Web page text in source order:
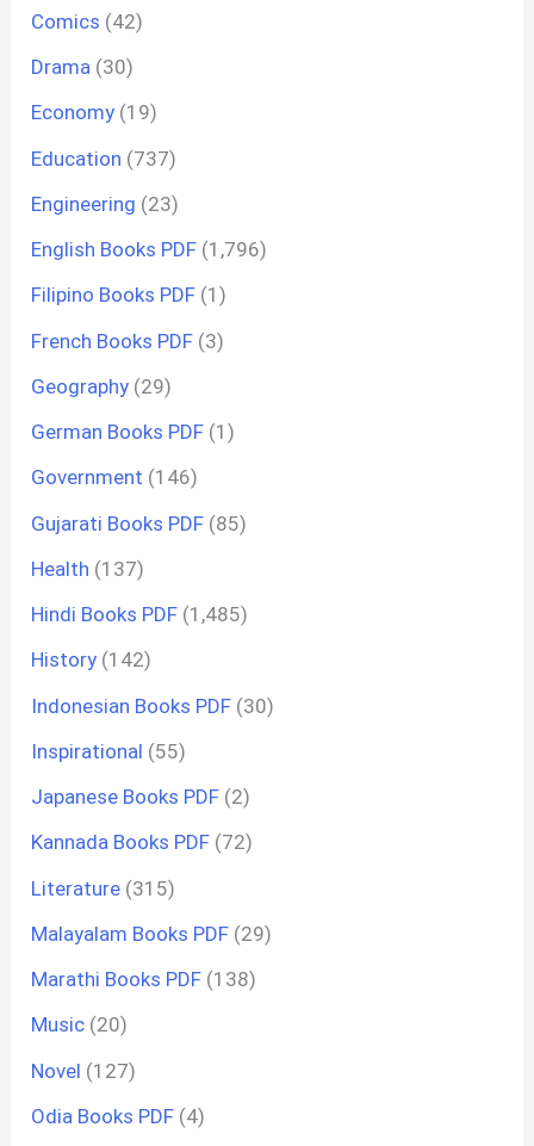
Comics (42)
Drama (30)
Economy (19)
Education (737)
Engineering (23)
English Books PDF (1,796)
Filipino Books PDF (1)
French Books PDF (3)
Geography (29)
German Books PDF (1)
Government (146)
Gujarati Books PDF (85)
Health (137)
Hindi Books PDF (1,485)
History (142)
Indonesian Books PDF (30)
Inspirational (55)
Japanese Books PDF (2)
Kannada Books PDF (72)
Literature (315)
Malayalam Books PDF (29)
Marathi Books PDF (138)
Music (20)
Novel (127)
Odia Books PDF (4)